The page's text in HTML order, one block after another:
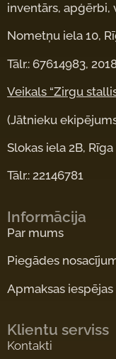
inventārs, apģērbi,
Nometņu iela 10,
Tālr.: 67614983,
Veikals “Zirgu
(Jātnieku
Slokas iela 2B, Rīga
Tālr.: 22146781
Informācija
Par mums
Piegādes
Apmaksas iespējas
Klientu serviss
Kontakti